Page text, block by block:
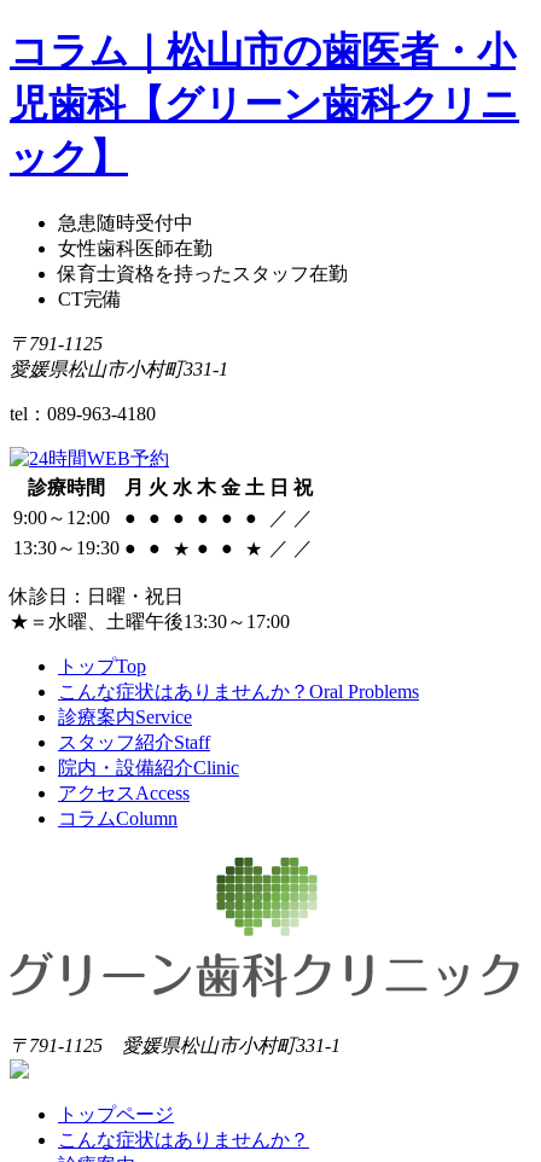
コラム｜松山市の歯医者・小
児歯科【グリーン歯科クリニ
ック】
急患随時受付中
女性歯科医師在勤
保育士資格を持ったスタッフ在勤
CT完備
〒791-1125
愛媛県松山市小村町331-1
tel： 089-963-4180
診療時間 月 火 水 木 金 土 日 祝
9:00～12:00
● ● ● ● ● ● ／ ／
13:30～19:30 ● ● ★ ● ● ★ ／ ／
休診日：日曜・祝日
★ ＝水曜、土曜午後13:30～17:00
トップTop
こんな症状はありませんか？ Oral Problems
診療案内Service
スタッフ紹介Staff
院内・設備紹介Clinic
アクセスAccess
コラムColumn
〒791-1125 愛媛県松山市小村町331-1
トップページ
こんな症状はありませんか？